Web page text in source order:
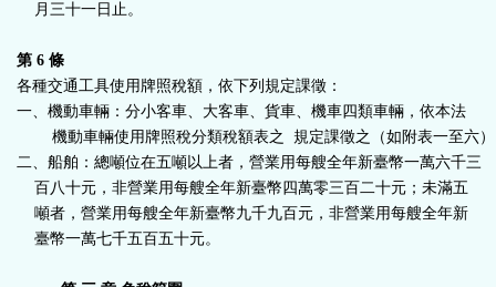
月三十一日止。
第 6 條
各種交通工具使用牌照稅額，依下列規定課徵：
一、 機動車輛：分小客車、大客車、貨車、機車四類車輛，依本法
機動車輛使用牌照稅分類稅額表之 規定課徵之（如附表一至六
二、船舶：總噸位在五噸以上者，營業用每艘全年新臺幣一萬六千三
百八十元，非營業用每艘全年新臺幣四萬零三百二十元；未滿五
噸者，營業用每艘全年新臺幣九千九百元，非營業用每艘全年新
臺幣一萬七千五百五十元。